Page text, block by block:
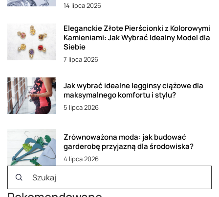
14 lipca 2026
Eleganckie Złote Pierścionki z Kolorowymi
Kamieniami: Jak Wybrać Idealny Model dla
Siebie
7 lipca 2026
Jak wybrać idealne legginsy ciążowe dla
maksymalnego komfortu i stylu?
5 lipca 2026
Zrównoważona moda: jak budować
garderobę przyjazną dla środowiska?
4 lipca 2026